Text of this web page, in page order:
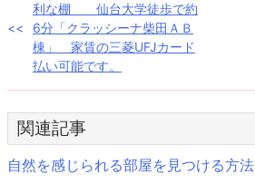
稿
ビ
ゲ
ー
利な棚 仙台大学徒歩で約
6分「クラッシーナ柴田ＡＢ
棟」 家賃の三菱UFJカード
払い可能です。
関連記事
自然を感じられる部屋を見つける方法